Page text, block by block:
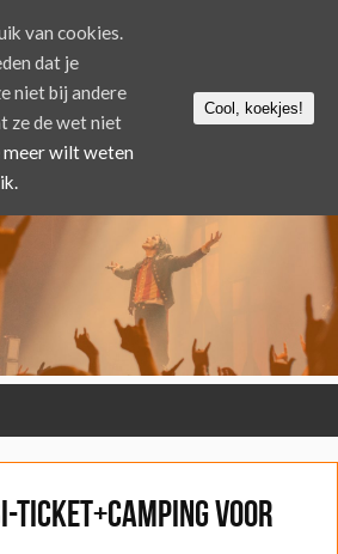
ticket+camping voor
van cookies.
dat je
niet bij andere
ze de wet niet
meer wilt weten
Cool, koekjes!